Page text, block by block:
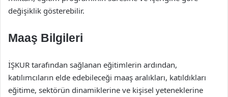
değişiklik gösterebilir.
Maaş Bilgileri
İŞKUR tarafından sağlanan eğitimlerin ardından,
katılımcıların elde edebileceği maaş aralıkları, katıldıkları
eğitime, sektörün dinamiklerine ve kişisel yeteneklerine